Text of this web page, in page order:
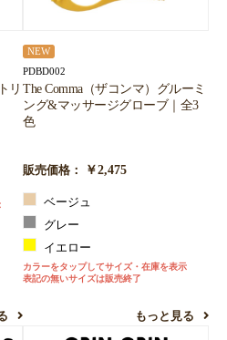
リ
NEW
PDBD002
The Comma（ザコンマ）グルーミ
ング&マッサージグローブ｜全3
色
販売価格： ￥2,475
ベージュ
グレー
イエロー
カラーをタップしてサイズ・在庫を表示
表記の無いサイズは販売終了
もっと見る